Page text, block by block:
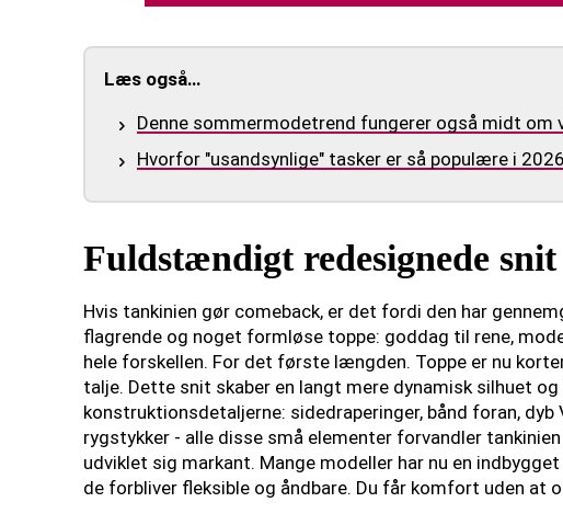
Læs også…
Denne sommermodetrend fungerer også midt
Hvorfor "usandsynlige" tasker er så populære i 2026
Fuldstændigt redesignede snit
Hvis tankinien gør comeback, er det fordi den har
flagrende og noget formløse toppe: goddag til rene,
hele forskellen. For det første længden. Toppe er nu
talje. Dette snit skaber en langt mere dynamisk silhuet
konstruktionsdetaljerne: sidedraperinger, bånd foran,
rygstykker - alle disse små elementer forvandler
udviklet sig markant. Mange modeller har nu en
de forbliver fleksible og åndbare. Du får komfort uden at